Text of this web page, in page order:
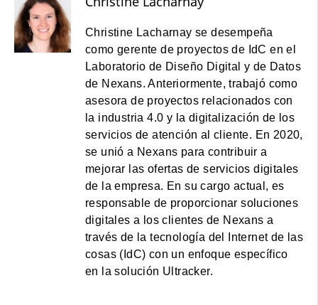
Christine Lacharnay se desempeña
como gerente de proyectos de IdC en el
Laboratorio de Diseño Digital y de Datos
de Nexans. Anteriormente, trabajó como
asesora de proyectos relacionados con
la industria 4.0 y la digitalización de los
servicios de atención al cliente. En 2020,
se unió a Nexans para contribuir a
mejorar las ofertas de servicios digitales
de la empresa. En su cargo actual, es
responsable de proporcionar soluciones
digitales a los clientes de Nexans a
través de la tecnología del Internet de las
cosas (IdC) con un enfoque específico
en la solución Ultracker.